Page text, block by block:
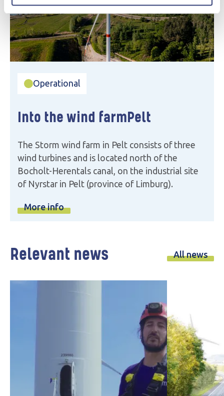
Operational
Into the wind farmPelt
The Storm wind farm in Pelt consists of three
wind turbines and is located north of the
Bocholt-Herentals canal, on the industrial site
of Nyrstar in Pelt (province of Limburg).
More info
Relevant news All news